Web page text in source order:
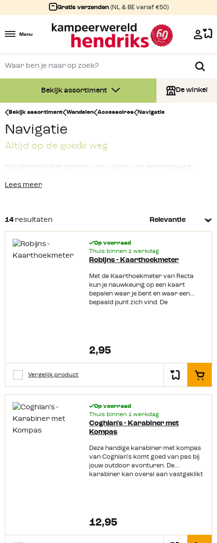
Gratis verzenden (NL & BE vanaf €50)
Menu
Bekijk assortiment De winkel
Bekijk assortiment Wandelen Accessoires Navigatie
Navigatie
Altijd op de goede weg
Navigeren is het plannen en volgen van een bepaalde
verplaatsen op onbekend terrein. En het is een kwestie
van logisch nadenken. Dus ga je op pad in de bergen of
Lees meer
14 resultaten
Op voorraad
Thuis binnen 1 werkdag
Robijns - Kaarthoekmeter
Met de Kaarthoekmeter van Recta
kun je nauwkeurig op een kaart
bepalen waar je bent en waar een
bepaald punt zich vind. De
2,95
Vergelijk product In het
Op voorraad
Thuis binnen 1 werkdag
Coghlan's - Karabiner met
Kompas
Deze handige karabiner met kompas
van Coghlan's komt goed van pas bij
jouw outdoor avonturen. De
karabiner kan overal aan vastgeklikt
12,95